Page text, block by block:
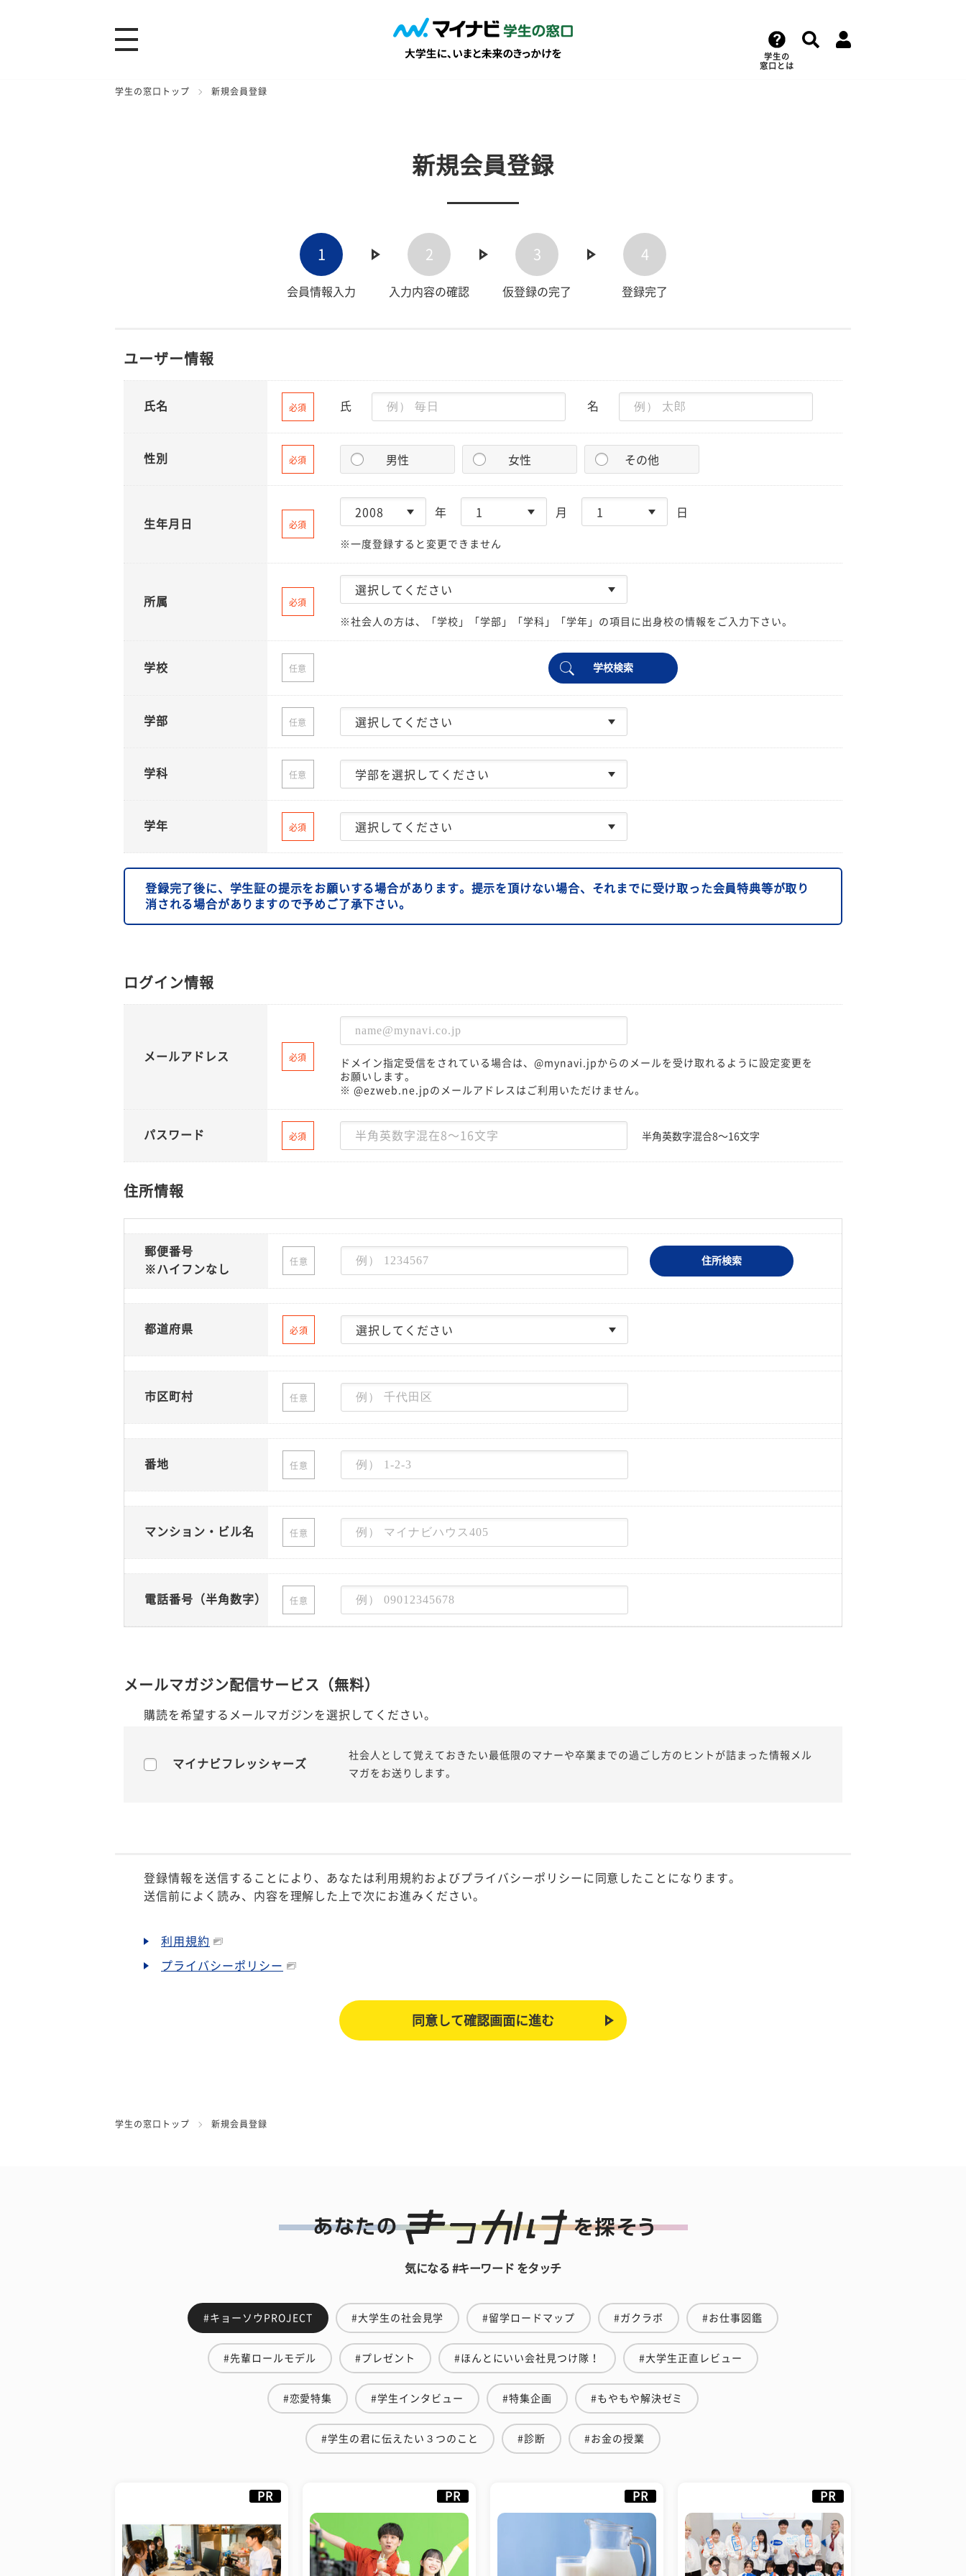
学生の
窓口とは
学生の窓口トップ 新規会員登録
新規会員登録
1
会員情報入力
2
入力内容の確認
3
仮登録の完了
4
登録完了
ユーザー情報
氏名 必須 氏 名
性別 必須 男性 女性 その他
生年月日 必須
年 月 日
※一度登録すると変更できません
所属 必須
※社会人の方は、「学校」「学部」「学科」「学年」の項目に出身校の情報をご入力下さい。
学校 任意 学校検索
学部 任意
学科 任意
学年 必須
登録完了後に、学生証の提示をお願いする場合があります。提示を頂けない場合、それまでに受け取った会員特典等が取り
消される場合がありますので予めご了承下さい。
ログイン情報
メールアドレス 必須
ドメイン指定受信をされている場合は、@mynavi.jpからのメールを受け取れるように設定変更を
お願いします。
※ @ezweb.ne.jpのメールアドレスはご利用いただけません。
パスワード 必須 半角英数字混合8〜16文字
住所情報
郵便番号
※ハイフンなし
任意 住所検索
都道府県 必須
市区町村 任意
番地 任意
マンション・ビル名 任意
電話番号（半角数字） 任意
メールマガジン配信サービス（無料）
購読を希望するメールマガジンを選択してください。
マイナビフレッシャーズ
社会人として覚えておきたい最低限のマナーや卒業までの過ごし方のヒントが詰まった情報メル
マガをお送りします。
登録情報を送信することにより、あなたは利用規約およびプライバシーポリシーに同意したことになります。
送信前によく読み、内容を理解した上で次にお進みください。
利用規約
プライバシーポリシー
学生の窓口トップ 新規会員登録
気になる #キーワード をタッチ
#キョーソウPROJECT #大学生の社会見学 #留学ロードマップ #ガクラボ #お仕事図鑑
#先輩ロールモデル #プレゼント #ほんとにいい会社見つけ隊！ #大学生正直レビュー
#恋愛特集 #学生インタビュー #特集企画 #もやもや解決ゼミ
#学生の君に伝えたい３つのこと #診断 #お金の授業
PR PR PR PR